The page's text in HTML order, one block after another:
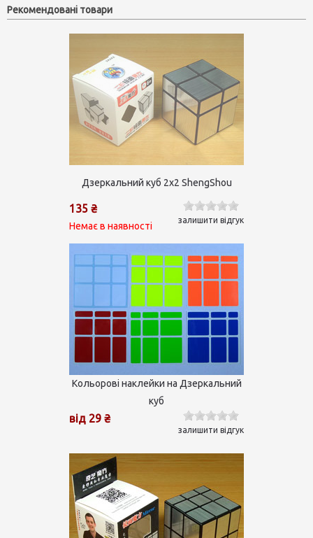
Рекомендовані товари
Дзеркальний куб 2х2 ShengShou
135 ₴
Немає в наявності
залишити відгук
Кольорові наклейки на Дзеркальний
куб
від 29 ₴
залишити відгук